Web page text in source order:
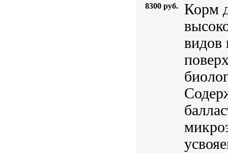
8300 руб.
Корм
видов